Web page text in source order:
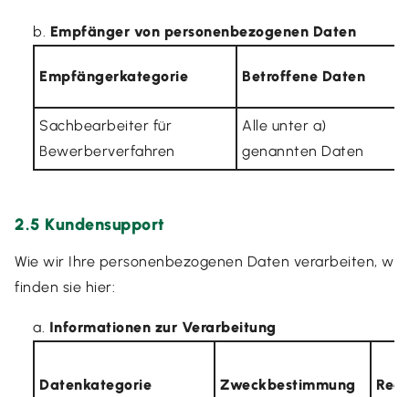
Empfänger von personenbezogenen Daten
Empfängerkategorie Betroffene Daten
Sachbearbeiter für
Bewerberverfahren
Alle unter a)
genannten Daten
2.5 Kundensupport
Wie wir Ihre personenbezogenen Daten verarbeiten,
finden sie hier:
Informationen zur Verarbeitung
Datenkategorie Zweckbestimmung